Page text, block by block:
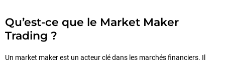
Qu’est-ce que le Market Maker
Trading ?
Un market maker est un acteur clé dans les marchés financiers. Il